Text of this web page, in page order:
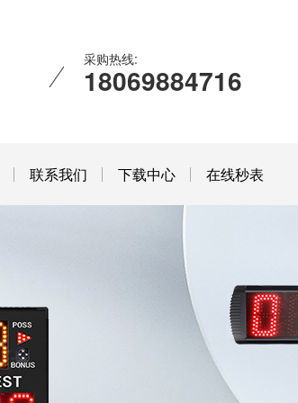
采购热线:
18069884716
联系我们 下载中心 在线秒表